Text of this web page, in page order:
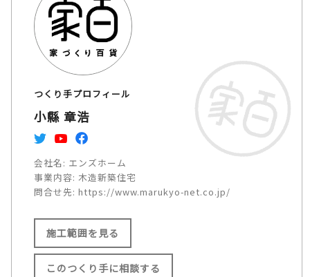
つくり手プロフィール
小縣 章浩
会社名: エンズホーム
事業内容: 木造新築住宅
問合せ先: https://www.marukyo-net.co.jp/
施工範囲を見る
このつくり手に相談する